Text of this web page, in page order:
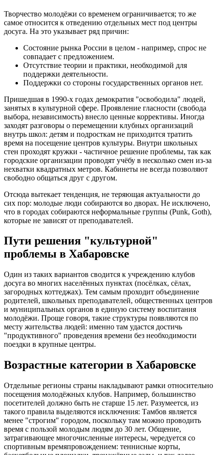
Творчество молодёжи со временем ограничивается; то же
самое относится к отведению отдельных мест под центры
досуга. На это указывает ряд причин:
Состояние рынка России в целом - например, спрос не
совпадает с предложением.
Отсутствие теории и практики, необходимой для
поддержки деятельности.
Поддержки со стороны государственных органов нет.
Пришедшая в 1990-х годах демократия "освободила" людей,
занятых в культурной сфере. Проявление гласности (свобода
выбора, независимость) внесло ценные коррективы. Иногда
заходят разговоры о перемещении клубных организаций
внутрь школ: детям и подросткам не приходится тратить
время на посещение центров культуры. Внутри школьных
стен проходят кружки - частичное решение проблемы, так как
городские организации проводят учёбу в несколько смен из-за
нехватки квадратных метров. Кабинеты не всегда позволяют
свободно общаться друг с другом.
Отсюда вытекает тенденция, не теряющая актуальности до
сих пор: молодые люди собираются во дворах. Не исключено,
что в городах собираются неформальные группы (Punk, Goth),
которые не зависят от преподавателей.
Пути решения "культурной"
проблемы в Хабаровске
Один из таких вариантов сводится к учреждению клубов
досуга во многих населённых пунктах (посёлках, сёлах,
загородных коттеджах). Тем самым проходит объединение
родителей, школьных преподавателей, общественных центров
и муниципальных органов в единую систему воспитания
молодёжи. Проще говоря, такие структуры появляются по
месту жительства людей: именно там удастся достичь
"продуктивного" проведения времени без необходимости
поездки в крупные центры.
Возрастные категории в Хабаровске
Отдельные регионы страны накладывают рамки относительно
посещения молодёжных клубов. Например, большинство
посетителей должно быть не старше 15 лет. Разумеется, из
такого правила выделяются исключения: Тамбов является
менее "строгим" городом, поскольку там можно проводить
время с пользой молодым людям до 30 лет. Общение,
затрагивающее многочисленные интересы, чередуется со
спортивным времяпровождением: теннисные корты,